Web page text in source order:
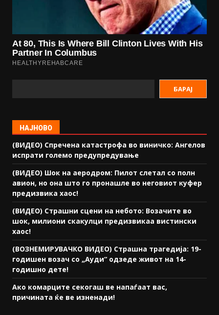
БАРАЈ
НАЈНОВО
(ВИДЕО) Спречена катастрофа во виничко: Ангелов
испрати големо предупредување
(ВИДЕО) Шок на аеродром: Пилот слетал со полн
авион, но она што го пронашле во неговиот куфер
предизвика хаос!
(ВИДЕО) Страшни сцени на небото: Возачите во
шок, милиони скакулци предизвикаа вистински
хаос!
(ВОЗНЕМИРУВАЧКО ВИДЕО) Страшна трагедија: 19-
годишен возач со „Ауди“ одзеде живот на 14-
годишно дете!
Ако комарците секогаш ве напаѓаат вас,
причината ќе ве изненади!